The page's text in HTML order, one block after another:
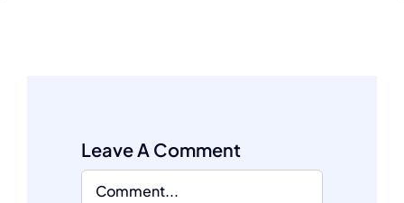
Leave A Comment
Comment